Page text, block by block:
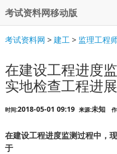
考试资料网移动版
考试资料网 >建工> 监理工程
在建设工程进度
实地检查工程进
时间:2018-05-01 09:19 来源:未知
在建设工程进度监测过程中，
于